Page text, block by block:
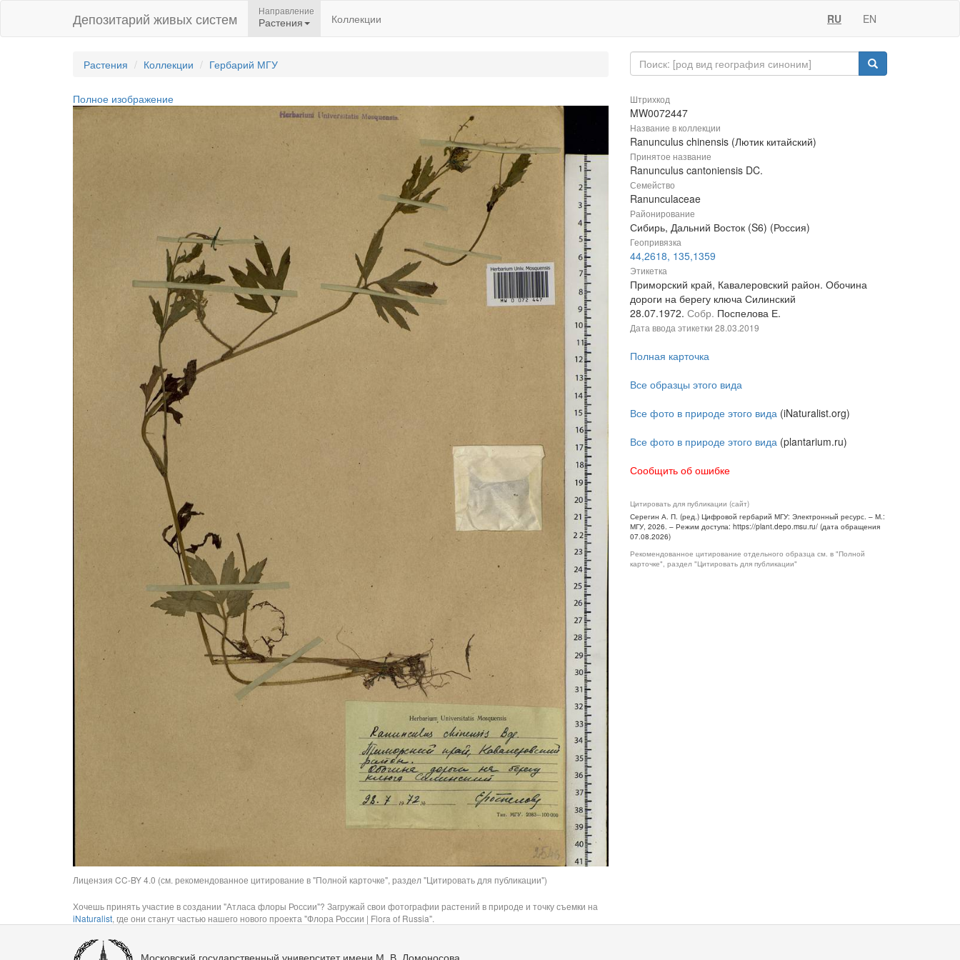
Депозитарий живых систем Направление
Растения Коллекции RU EN
Растения Коллекции Гербарий МГУ
Полное изображение
Лицензия CC-BY 4.0 (см. рекомендованное цитирование в "Полной карточке", раздел "Цитировать для публикации")
Хочешь принять участие в создании "Атласа флоры России"? Загружай свои фотографии растений в природе и точку съемки на
iNaturalist, где они станут частью нашего нового проекта "Флора России | Flora of Russia".
Штрихкод
MW0072447
Название в коллекции
Ranunculus chinensis (Лютик китайский)
Принятое название
Ranunculus cantoniensis DC.
Семейство
Ranunculaceae
Районирование
Сибирь, Дальний Восток (S6) (Россия)
Геопривязка
44,2618, 135,1359
Этикетка
Приморский край, Кавалеровский район. Обочина
дороги на берегу ключа Силинский
28.07.1972. Собр. Поспелова Е.
Дата ввода этикетки 28.03.2019
Полная карточка
Все образцы этого вида
Все фото в природе этого вида (iNaturalist.org)
Все фото в природе этого вида (plantarium.ru)
Сообщить об ошибке
Цитировать для публикации (сайт)
Серегин А. П. (ред.) Цифровой гербарий МГУ: Электронный ресурс. – М.:
МГУ, 2026. – Режим доступа: https://plant.depo.msu.ru/ (дата обращения
07.08.2026)
Рекомендованное цитирование отдельного образца см. в "Полной
карточке", раздел "Цитировать для публикации"